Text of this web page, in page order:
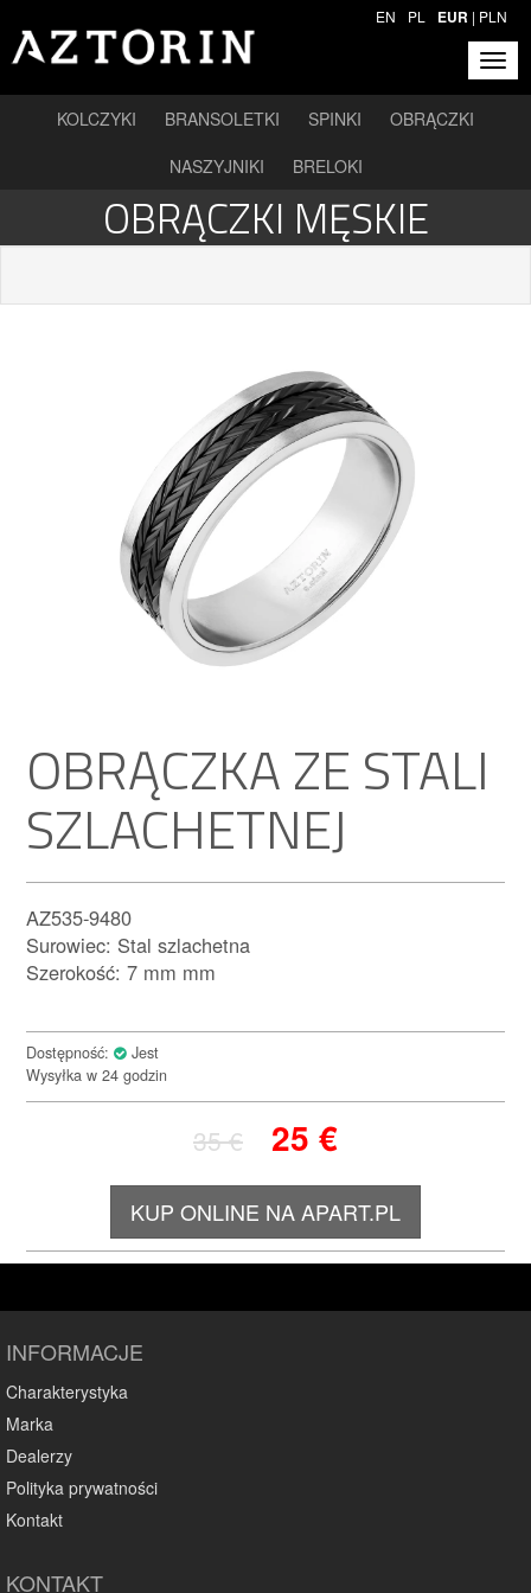
EN PL EUR | PLN
KOLCZYKI BRANSOLETKI SPINKI
OBRĄCZKI
NASZYJNIKI
BRELOKI
OBRĄCZKI MĘSKIE
OBRĄCZKA ZE STALI
SZLACHETNEJ
AZ535-9480
Surowiec: Stal szlachetna
Szerokość: 7 mm mm
Dostępność:
Jest
Wysyłka w 24 godzin
35 € 25 €
KUP ONLINE NA APART.PL
INFORMACJE
Charakterystyka
Marka
Dealerzy
Polityka prywatności
Kontakt
KONTAKT